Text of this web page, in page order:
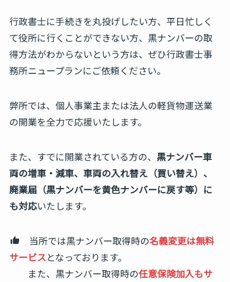
行政書士に手続きを丸投げしたい方、平日忙しく
て役所に行くことができない方、黒ナンバーの取
得方法がわからないという方は、ぜひ行政書士事
務所ニュープランにご依頼ください。
弊所では、個人事業主または法人の軽貨物運送業
の開業を全力で応援いたします。
また、すでに開業されている方の、 黒ナンバー車
両の増車・減車、車両の入れ替え（買い替え）、
廃業届（黒ナンバーを黄色ナンバーに戻す等）に
も対応いたします。
当所では黒ナンバー取得時の名義変更は無料
サービスとなっております。
また、黒ナンバー取得時の任意保険加入もサ